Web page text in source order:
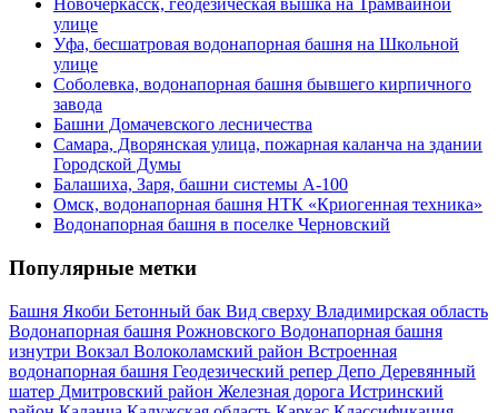
Новочеркасск, геодезическая вышка на Трамвайной
улице
Уфа, бесшатровая водонапорная башня на Школьной
улице
Соболевка, водонапорная башня бывшего кирпичного
завода
Башни Домачевского лесничества
Самара, Дворянская улица, пожарная каланча на здании
Городской Думы
Балашиха, Заря, башни системы А-100
Омск, водонапорная башня НТК «Криогенная техника»
Водонапорная башня в поселке Черновский
Популярные метки
Башня Якоби Бетонный бак Вид сверху Владимирская область
Водонапорная башня Рожновского Водонапорная башня
изнутри Вокзал Волоколамский район Встроенная
водонапорная башня Геодезический репер Депо Деревянный
шатер Дмитровский район Железная дорога Истринский